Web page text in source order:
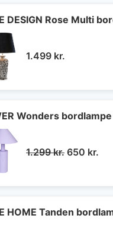
DESIGN Rose Multi
1.499 kr.
Wonders
1.299kr. Den
1.299 kr..
650 kr.
HOME Tanden